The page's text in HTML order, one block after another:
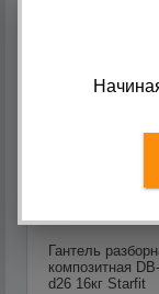
Гантель
композитная
d26 16кг Starfit